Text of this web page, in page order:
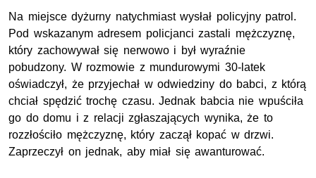
Na miejsce dyżurny natychmiast wysłał policyjny patrol.
Pod wskazanym adresem policjanci zastali mężczyznę,
który zachowywał się nerwowo i był wyraźnie
pobudzony. W rozmowie z mundurowymi 30-latek
oświadczył, że przyjechał w odwiedziny do babci, z którą
chciał spędzić trochę czasu. Jednak babcia nie wpuściła
go do domu i z relacji zgłaszających wynika, że to
rozzłościło mężczyznę, który zaczął kopać w drzwi.
Zaprzeczył on jednak, aby miał się awanturować.